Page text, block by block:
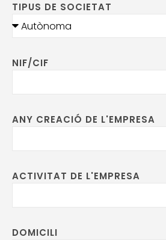
TIPUS DE SOCIETAT
NIF/CIF
ANY CREACIÓ DE L'EMPRESA
ACTIVITAT DE L'EMPRESA
DOMICILI